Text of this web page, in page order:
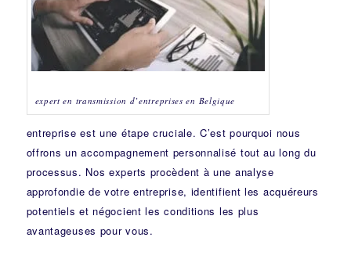
expert en transmission d’entreprises en Belgique
entreprise est une étape cruciale. C’est pourquoi nous
offrons un accompagnement personnalisé tout au long du
processus. Nos experts procèdent à une analyse
approfondie de votre entreprise, identifient les acquéreurs
potentiels et négocient les conditions les plus
avantageuses pour vous.